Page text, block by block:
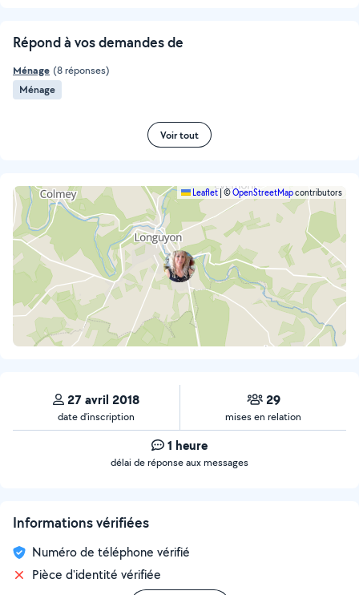
Répond à vos demandes de
Ménage (8 réponses)
Ménage
Voir tout
Leaflet ©OpenStreetMapcontributors
27 avril 2018
date d’inscription
29
mises en relation
1 heure
délai de réponse aux messages
Informations vérifiées
Numéro de téléphone vérifié
Pièce d'identité vérifiée